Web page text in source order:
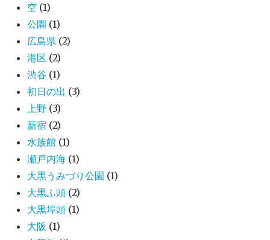
空 (1)
公園 (1)
広島県 (2)
港区 (2)
渋谷 (1)
初日の出 (3)
上野 (3)
新宿 (2)
水族館 (1)
瀬戸内海 (1)
大黒うみづり公園 (1)
大黒ふ頭 (2)
大黒埠頭 (1)
大阪 (1)